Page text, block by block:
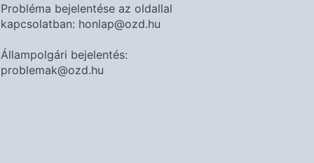
Probléma bejelentése az oldallal
kapcsolatban: honlap@ozd.hu
Állampolgári bejelentés:
problemak@ozd.hu